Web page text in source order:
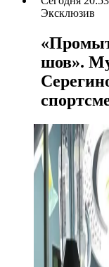
Эксклюзив
шов».